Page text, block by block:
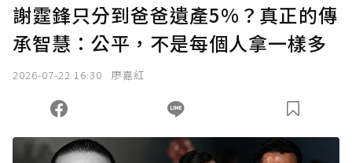
謝霆鋒只分到爸爸遺產5%？真正的傳
承智慧：公平，不是每個人拿一樣多
2026-07-22 16:30 廖嘉紅